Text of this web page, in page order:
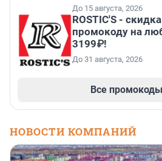
До 15 августа, 2026
ROSTIC'S -
промокоду на
3199₽!
До 31 августа, 2026
Все промокоды
НОВОСТИ КОМПАНИЙ